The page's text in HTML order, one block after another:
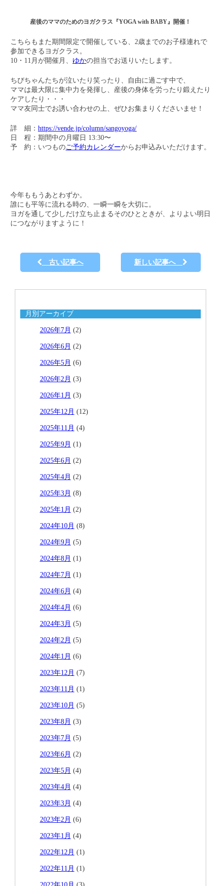
産後のママのためのヨガクラス『YOGA with BABY』開催！
こちらもまた期間限定で開催している、2歳までのお子様連れで
参加できるヨガクラス。
10・11月が開催月、 ゆかの担当でお送りいたします。
ちびちゃんたちが泣いたり笑ったり、自由に過ごす中で、
ママは最大限に集中力を発揮し、産後の身体を労ったり鍛えたり
ケアしたり・・・
ママ友同士でお誘い合わせの上、ぜひお集まりくださいませ！
詳 細： https://vende.jp/column/sangoyoga/
日 程：期間中の月曜日 13:30〜
予 約：いつものご予約カレンダーからお申込みいただけます。
今年ももうあとわずか。
誰にも平等に流れる時の、一瞬一瞬を大切に。
ヨガを通して少しだけ立ち止まるそのひとときが、よりよい明日
につながりますように！
古い記事へ 新しい記事へ
月別アーカイブ
2026年7月 (2)
2026年6月 (2)
2026年5月 (6)
2026年2月 (3)
2026年1月 (3)
2025年12月 (12)
2025年11月 (4)
2025年9月 (1)
2025年6月 (2)
2025年4月 (2)
2025年3月 (8)
2025年1月 (2)
2024年10月 (8)
2024年9月 (5)
2024年8月 (1)
2024年7月 (1)
2024年6月 (4)
2024年4月 (6)
2024年3月 (5)
2024年2月 (5)
2024年1月 (6)
2023年12月 (7)
2023年11月 (1)
2023年10月 (5)
2023年8月 (3)
2023年7月 (5)
2023年6月 (2)
2023年5月 (4)
2023年4月 (4)
2023年3月 (4)
2023年2月 (6)
2023年1月 (4)
2022年12月 (1)
2022年11月 (1)